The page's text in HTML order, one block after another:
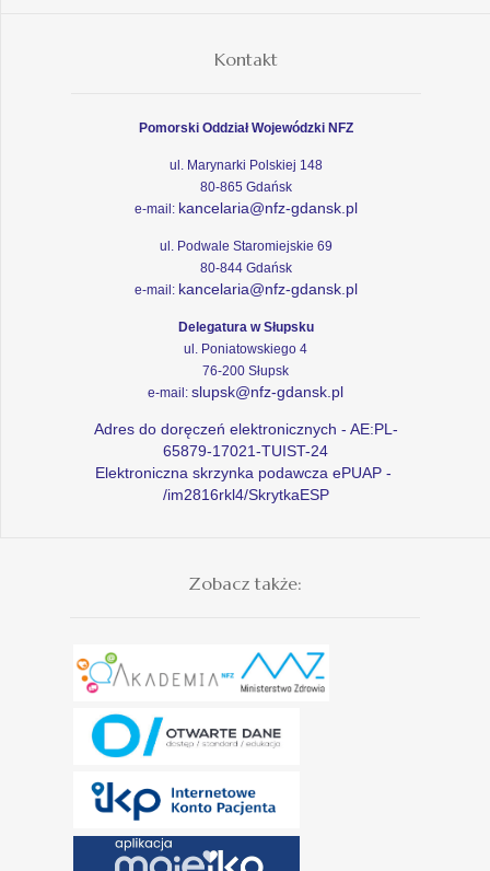
Kontakt
Pomorski Oddział Wojewódzki NFZ
ul. Marynarki Polskiej 148
80-865 Gdańsk
e-mail: kancelaria@nfz-gdansk.pl
ul. Podwale Staromiejskie 69
80-844 Gdańsk
e-mail: kancelaria@nfz-gdansk.pl
Delegatura w Słupsku
ul. Poniatowskiego 4
76-200 Słupsk
e-mail: slupsk@nfz-gdansk.pl
Adres do doręczeń elektronicznych - AE:PL-
65879-17021-TUIST-24
Elektroniczna skrzynka podawcza ePUAP -
/im2816rkl4/SkrytkaESP
Zobacz także: